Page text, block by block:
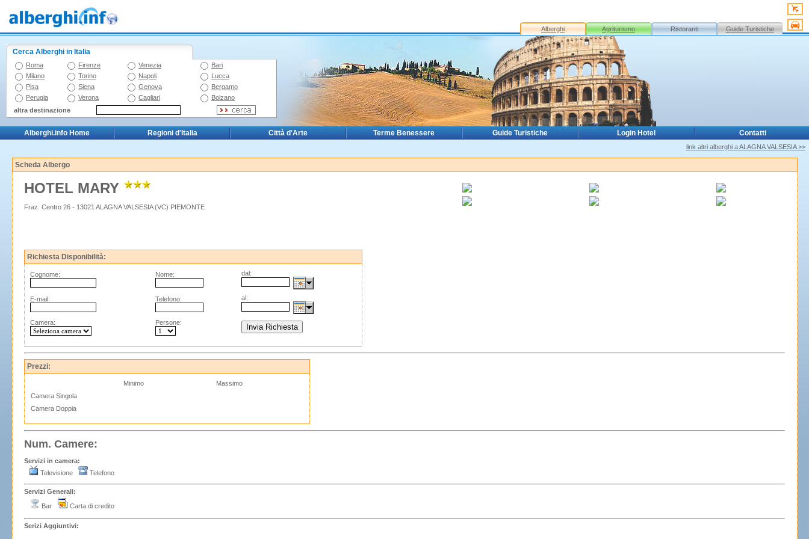
Alberghi Agriturismo Ristoranti Guide Turistiche
Cerca Alberghi in Italia
Roma Firenze Venezia
Bari
Milano
Torino Napoli
Lucca
Pisa
Siena Genova
Bergamo
Perugia
Verona Cagliari
Bolzano
altra destinazione
Alberghi.info Home Regioni d'Italia Città d'Arte Terme Benessere Guide Turistiche Login Hotel Contatti
link altri alberghi a ALAGNA VALSESIA >>
Scheda Albergo
HOTEL MARY
Fraz. Centro 26 - 13021 ALAGNA VALSESIA (VC) PIEMONTE
Richiesta Disponibilità:
Cognome: Nome: dal:
E-mail: Telefono: al:
Camera: Persone:
Prezzi:
Minimo
Massimo
Camera Singola
Camera Doppia
Num. Camere:
Servizi in camera:
Televisione
Telefono
Servizi Generali:
Bar
Carta di credito
Serizi Aggiuntivi: